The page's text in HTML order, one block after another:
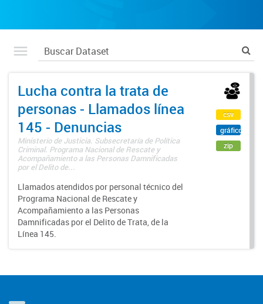
Lucha contra la trata de
personas - Llamados línea
145 - Denuncias
Ministerio de Justicia. Subsecretaría de Política
Criminal. Programa Nacional de Rescate y
Acompañamiento a las Personas Damnificadas
por el Delito de...
Llamados atendidos por personal técnico del
Programa Nacional de Rescate y
Acompañamiento a las Personas
Damnificadas por el Delito de Trata, de la
Línea 145.
csv
gráfico
zip